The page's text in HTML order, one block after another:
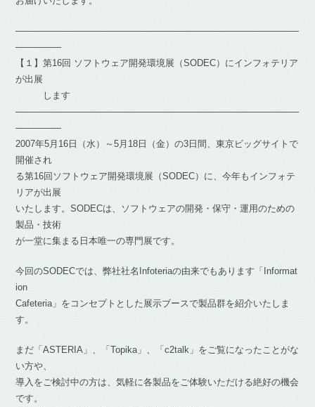
―――――――――――――――――――――――――――――――
―――――
【１】第16回 ソフトウェア開発環境展（SODEC）にインフォテリア
が出展
します
―――――――――――――――――――――――――――――――
―――――
2007年5月16日（水）～5月18日（金）の3日間、東京ビッグサイトで
開催され
る第16回ソフトウェア開発環境展（SODEC）に、今年もインフォテ
リアが出展
いたします。SODECは、ソフトウェアの開発・保守・運用のための
製品・技術
が一堂に集まる日本唯一の専門展です。
今回のSODECでは、弊社社名Infoteriaの由来でもあります「Informat
ion
Cafeteria」をコンセプトとした展示ブースで製品群を紹介いたしま
す。
まだ「ASTERIA」、「Topika」、「c2talk」をご覧になったことがな
い方や、
導入をご検討中の方は、気軽に各製品をご体験いただける絶好の機会
です。